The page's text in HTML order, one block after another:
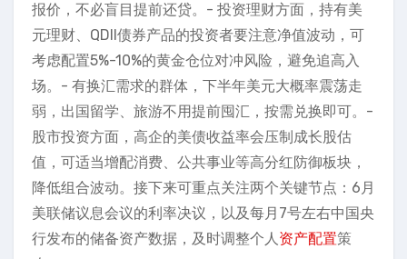
报价，不必盲目提前还贷。- 投资理财方面，持有美
元理财、QDII债券产品的投资者要注意净值波动，可
考虑配置5%-10%的黄金仓位对冲风险，避免追高入
场。- 有换汇需求的群体，下半年美元大概率震荡走
弱，出国留学、旅游不用提前囤汇，按需兑换即可。-
股市投资方面，高企的美债收益率会压制成长股估
值，可适当增配消费、公共事业等高分红防御板块，
降低组合波动。接下来可重点关注两个关键节点：6月
美联储议息会议的利率决议，以及每月7号左右中国央
行发布的储备资产数据，及时调整个人 资产配置策